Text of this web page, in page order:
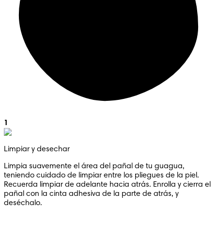
1
Limpiar y desechar
Limpia suavemente el área del pañal de tu guagua,
teniendo cuidado de limpiar entre los pliegues de la piel.
Recuerda limpiar de adelante hacia atrás. Enrolla y cierra el
pañal con la cinta adhesiva de la parte de atrás, y
deséchalo.